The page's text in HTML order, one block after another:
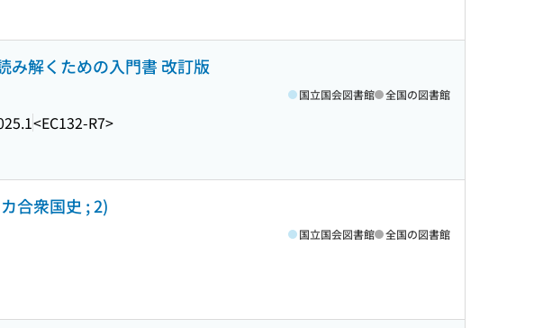
み解くための入門書 改訂版
<EC132-R7>
国立国会図書館 全国の図書館
合衆国史 ; 2)
国立国会図書館 全国の図書館